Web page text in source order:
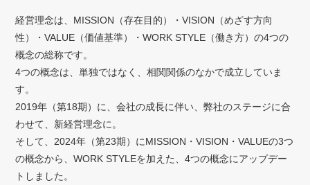
経営理念は、MISSION（存在目的）・VISION（めざす方向
性）・VALUE（価値基準）・WORK STYLE（働き方）の4つの
概念の総称です。
4つの概念は、単独ではなく、相関関係のなかで成立していま
す。
2019年（第18期）に、会社の成長に伴い、弊社のステージに合
わせて、新経営理念に。
そして、2024年（第23期）にMISSION・VISION・VALUEの3つ
の概念から、WORK STYLEを加えた、4つの概念にアップデー
トしました。